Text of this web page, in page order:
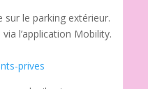
le parking extérieur.
l’application Mobility.
prives